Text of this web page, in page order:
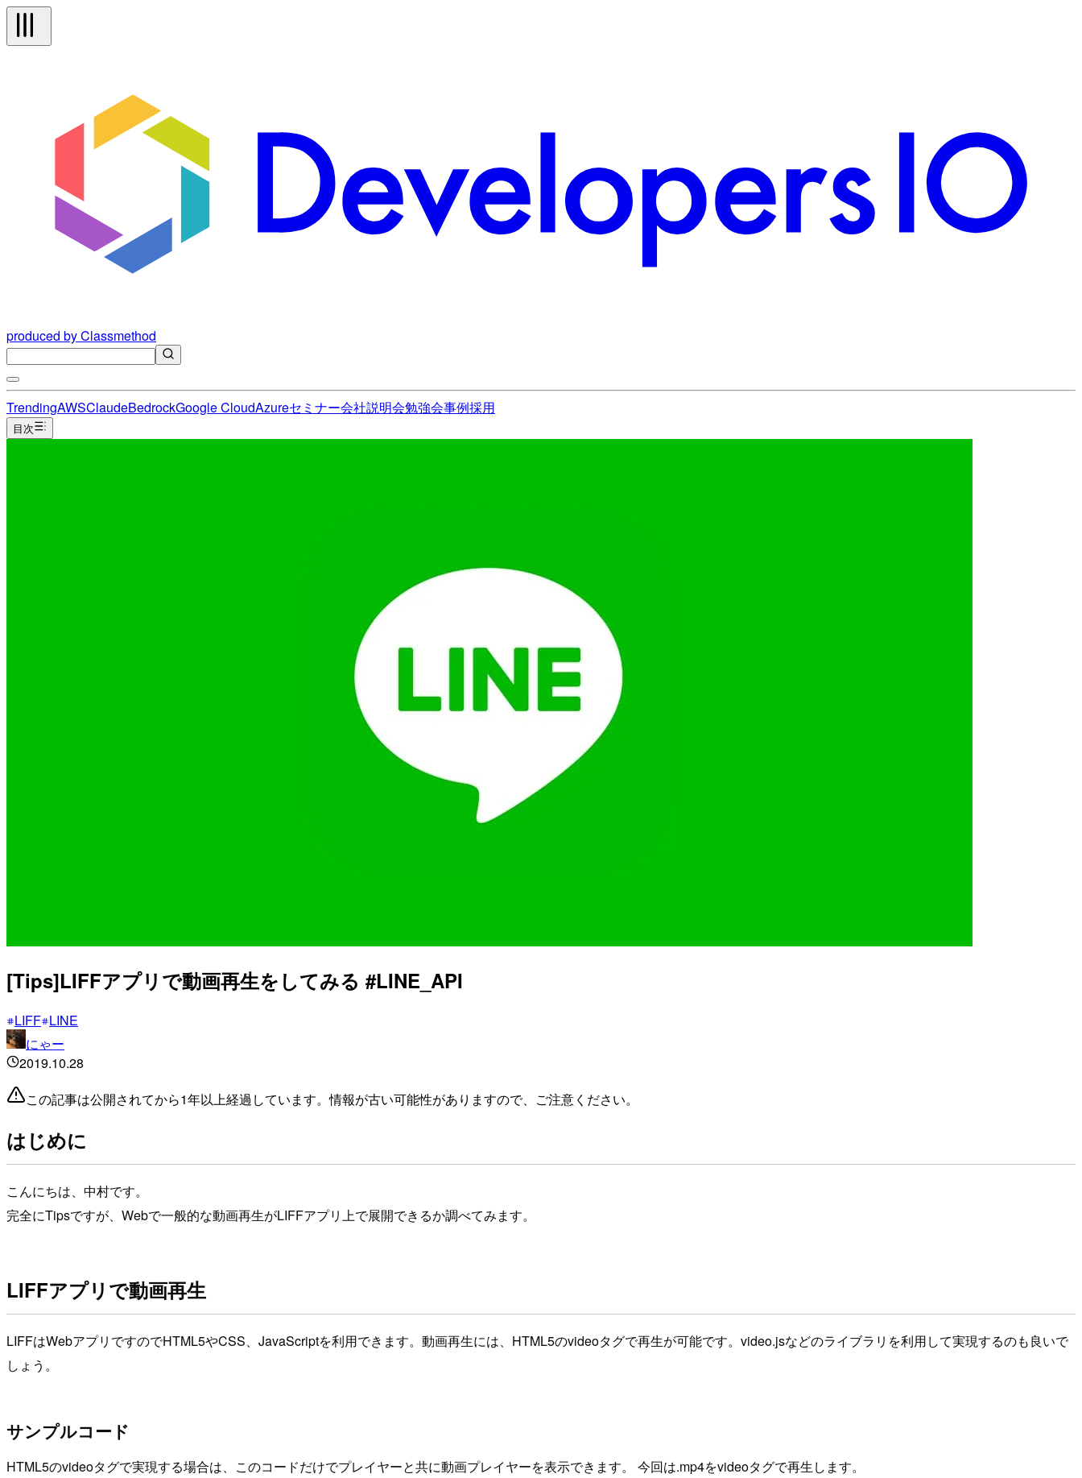
produced by Classmethod
TrendingAWSClaudeBedrockGoogle CloudAzureセミナー会社説明会勉強会事例採用
目次
[Tips]LIFFアプリで動画再生をしてみる #LINE_API
LIFF LINE
にゃー
2019.10.28
この記事は公開されてから1年以上経過しています。情報が古い可能性がありますので、ご注意ください。
はじめに
こんにちは、中村です。
完全にTipsですが、Webで一般的な動画再生がLIFFアプリ上で展開できるか調べてみます。
LIFFアプリで動画再生
LIFFはWebアプリですのでHTML5やCSS、JavaScriptを利用できます。動画再生には、HTML5のvideoタグで再生が可能です。video.jsなどのライブラリを利用して実現するのも良いで
しょう。
サンプルコード
HTML5のvideoタグで実現する場合は、このコードだけでプレイヤーと共に動画プレイヤーを表示できます。 今回は.mp4をvideoタグで再生します。